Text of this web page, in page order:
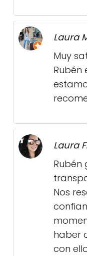
Laura
Muy
Rubén
Laura
Rubén
Nos
haber
con